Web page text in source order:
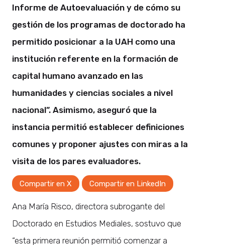
Informe de Autoevaluación y de cómo su
gestión de los programas de doctorado ha
permitido posicionar a la UAH como una
institución referente en la formación de
capital humano avanzado en las
humanidades y ciencias sociales a nivel
nacional”. Asimismo, aseguró que la
instancia permitió establecer definiciones
comunes y proponer ajustes con miras a la
visita de los pares evaluadores.
Compartir en X Compartir en LinkedIn
Ana María Risco, directora subrogante del
Doctorado en Estudios Mediales, sostuvo que
“esta primera reunión permitió comenzar a